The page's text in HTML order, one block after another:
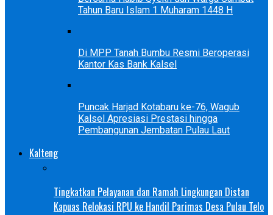
Tahun Baru Islam 1 Muharam 1448 H
Di MPP Tanah Bumbu Resmi Beroperasi
Kantor Kas Bank Kalsel
Puncak Harjad Kotabaru ke-76, Wagub
Kalsel Apresiasi Prestasi hingga
Pembangunan Jembatan Pulau Laut
Kalteng
Tingkatkan Pelayanan dan Ramah Lingkungan Distan
Kapuas Relokasi RPU ke Handil Parimas Desa Pulau Telo